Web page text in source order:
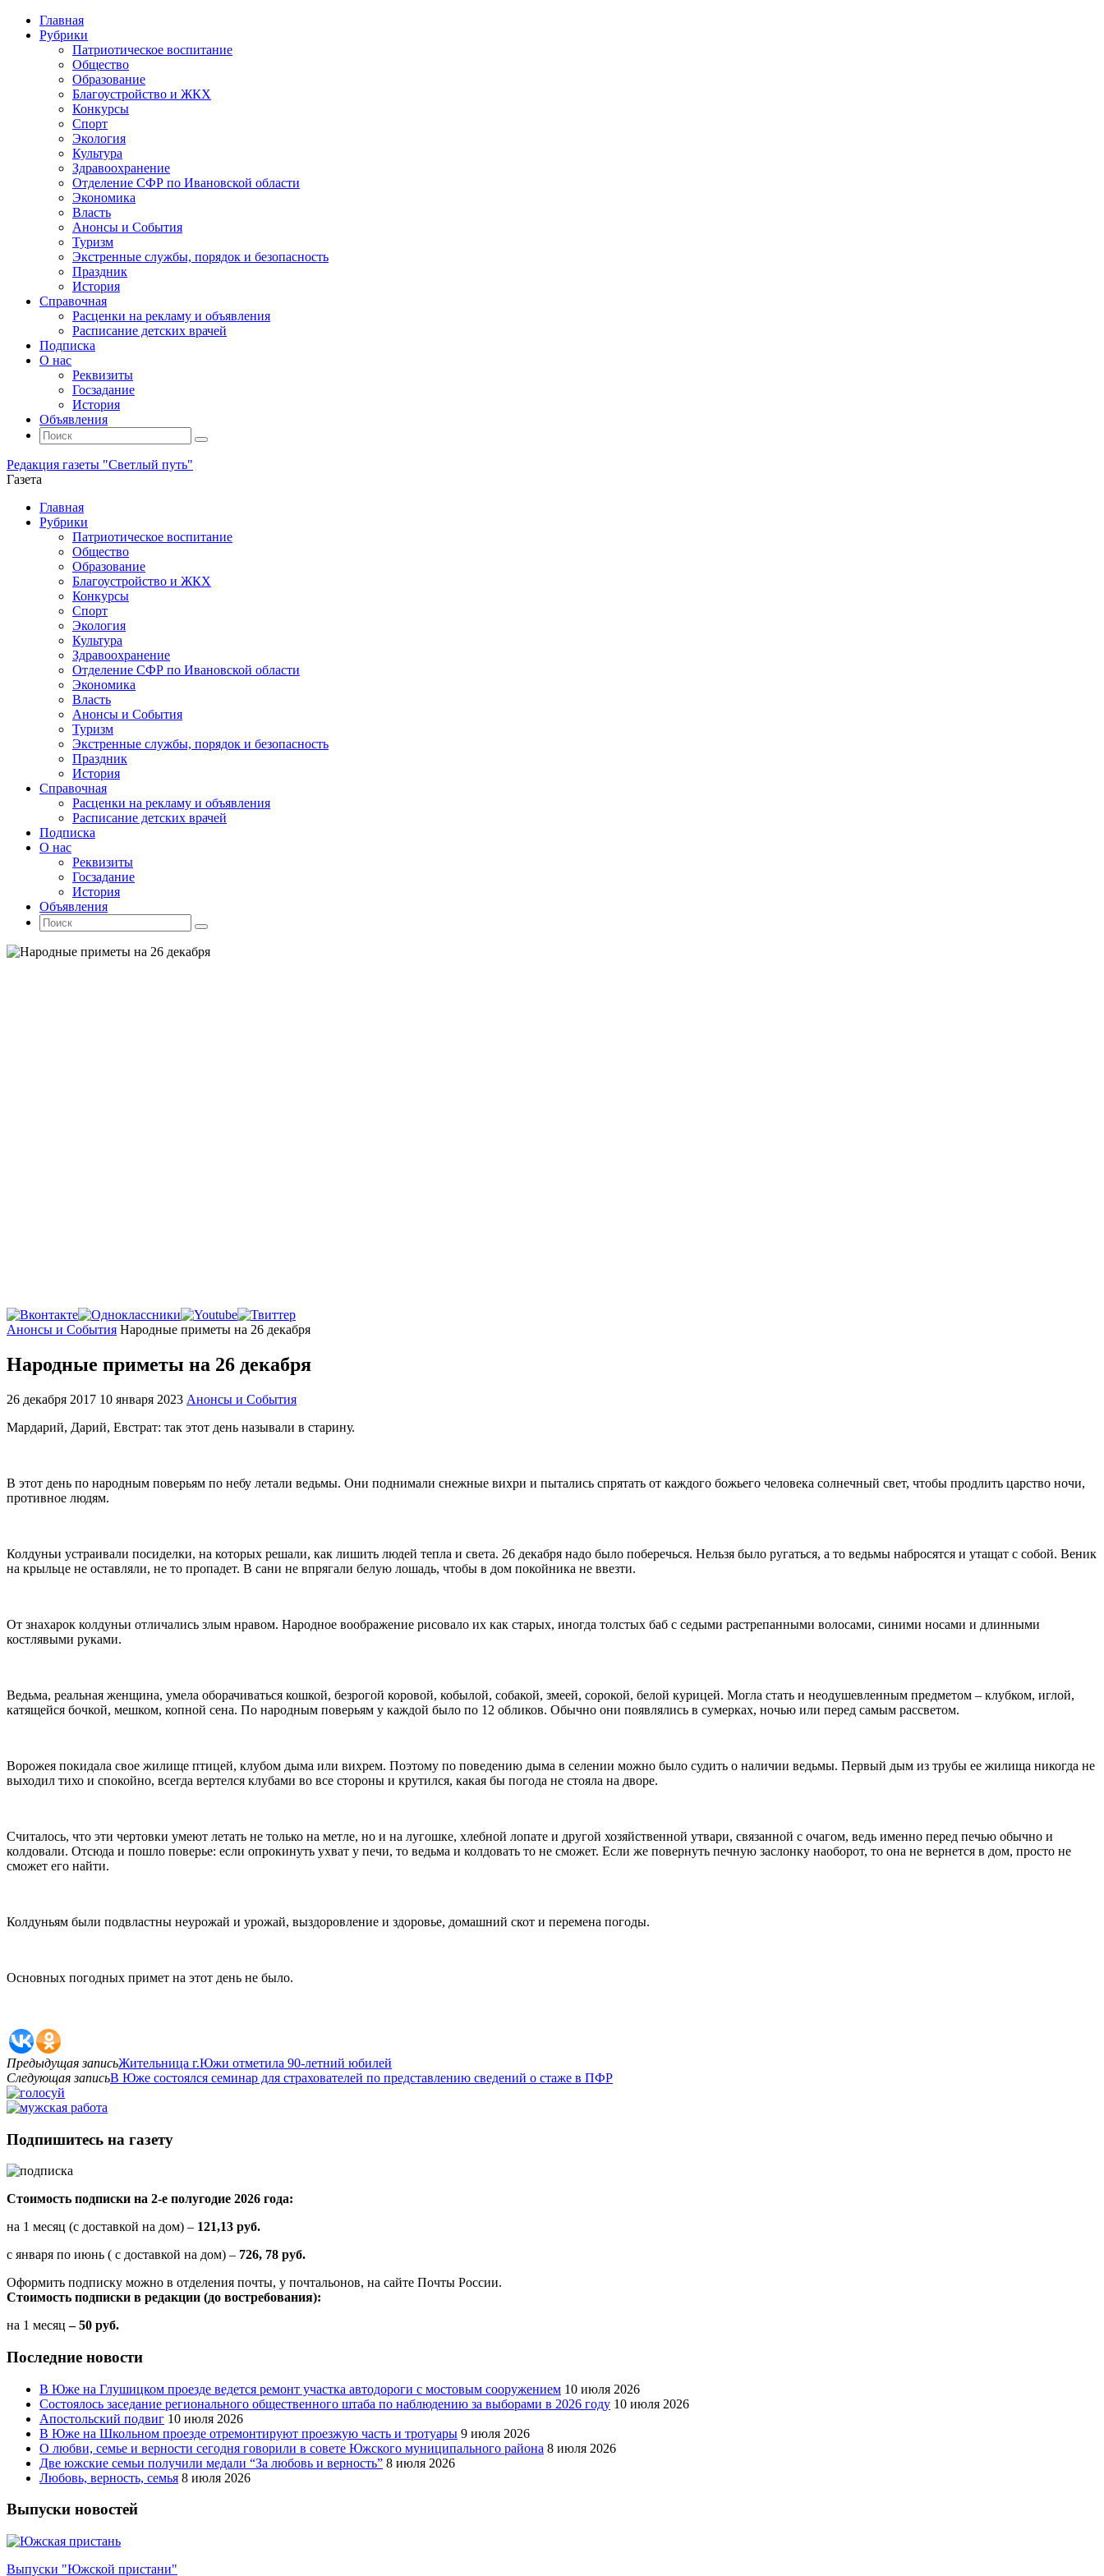
Главная
Рубрики
Патриотическое воспитание
Общество
Образование
Благоустройство и ЖКХ
Конкурсы
Спорт
Экология
Культура
Здравоохранение
Отделение СФР по Ивановской области
Экономика
Власть
Анонсы и События
Туризм
Экстренные службы, порядок и безопасность
Праздник
История
Справочная
Расценки на рекламу и объявления
Расписание детских врачей
Подписка
О нас
Реквизиты
Госзадание
История
Объявления
Поиск
Искать:
Поиск
Редакция газеты "Светлый путь"
Газета
Промотать
содержимому
Главная
Рубрики
Патриотическое воспитание
Общество
Образование
Благоустройство и ЖКХ
Конкурсы
Спорт
Экология
Культура
Здравоохранение
Отделение СФР по Ивановской области
Экономика
Власть
Анонсы и События
Туризм
Экстренные службы, порядок и безопасность
Праздник
История
Справочная
Расценки на рекламу и объявления
Расписание детских врачей
Подписка
О нас
Реквизиты
Госзадание
История
Объявления
Поиск
Искать:
Поиск
Главная
Анонсы и События Народные приметы на 26 декабря
Народные приметы на 26 декабря
26 декабря 2017 10 января 2023 Анонсы и События
Мардарий, Дарий, Евстрат: так этот день называли в старину.
В этот день по народным поверьям по небу летали ведьмы. Они поднимали снежные вихри и пытались спрятать от каждого божьего человека солнечный свет, чтобы продлить царство ночи,
противное людям.
Колдуньи устраивали посиделки, на которых решали, как лишить людей тепла и света. 26 декабря надо было поберечься. Нельзя было ругаться, а то ведьмы набросятся и утащат с собой. Веник
на крыльце не оставляли, не то пропадет. В сани не впрягали белую лошадь, чтобы в дом покойника не ввезти.
От знахарок колдуньи отличались злым нравом. Народное воображение рисовало их как старых, иногда толстых баб с седыми растрепанными волосами, синими носами и длинными
костлявыми руками.
Ведьма, реальная женщина, умела оборачиваться кошкой, безрогой коровой, кобылой, собакой, змеей, сорокой, белой курицей. Могла стать и неодушевленным предметом – клубком, иглой,
катящейся бочкой, мешком, копной сена. По народным поверьям у каждой было по 12 обликов. Обычно они появлялись в сумерках, ночью или перед самым рассветом.
Ворожея покидала свое жилище птицей, клубом дыма или вихрем. Поэтому по поведению дыма в селении можно было судить о наличии ведьмы. Первый дым из трубы ее жилища никогда не
выходил тихо и спокойно, всегда вертелся клубами во все стороны и крутился, какая бы погода не стояла на дворе.
Считалось, что эти чертовки умеют летать не только на метле, но и на лугошке, хлебной лопате и другой хозяйственной утвари, связанной с очагом, ведь именно перед печью обычно и
колдовали. Отсюда и пошло поверье: если опрокинуть ухват у печи, то ведьма и колдовать то не сможет. Если же повернуть печную заслонку наоборот, то она не вернется в дом, просто не
сможет его найти.
Колдуньям были подвластны неурожай и урожай, выздоровление и здоровье, домашний скот и перемена погоды.
Основных погодных примет на этот день не было.
Предыдущая записьЖительница г.Южи отметила 90-летний юбилей
Следующая записьВ Юже состоялся семинар для страхователей по представлению сведений о стаже в ПФР
Подпишитесь на газету
Стоимость подписки на 2-е полугодие 2026 года:
на 1 месяц (с доставкой на дом) – 121,13 руб.
с января по июнь ( с доставкой на дом) – 726, 78 руб.
Оформить подписку можно в отделения почты, у почтальонов, на сайте Почты России.
Стоимость подписки в редакции (до востребования):
на 1 месяц – 50 руб.
Последние новости
В Юже на Глушицком проезде ведется ремонт участка автодороги с мостовым сооружением 10 июля 2026
Состоялось заседание регионального общественного штаба по наблюдению за выборами в 2026 году 10 июля 2026
Апостольский подвиг 10 июля 2026
В Юже на Школьном проезде отремонтируют проезжую часть и тротуары 9 июля 2026
О любви, семье и верности сегодня говорили в совете Южского муниципального района 8 июля 2026
Две южские семьи получили медали “За любовь и верность” 8 июля 2026
Любовь, верность, семья 8 июля 2026
Выпуски новостей
Выпуски "Южской пристани"